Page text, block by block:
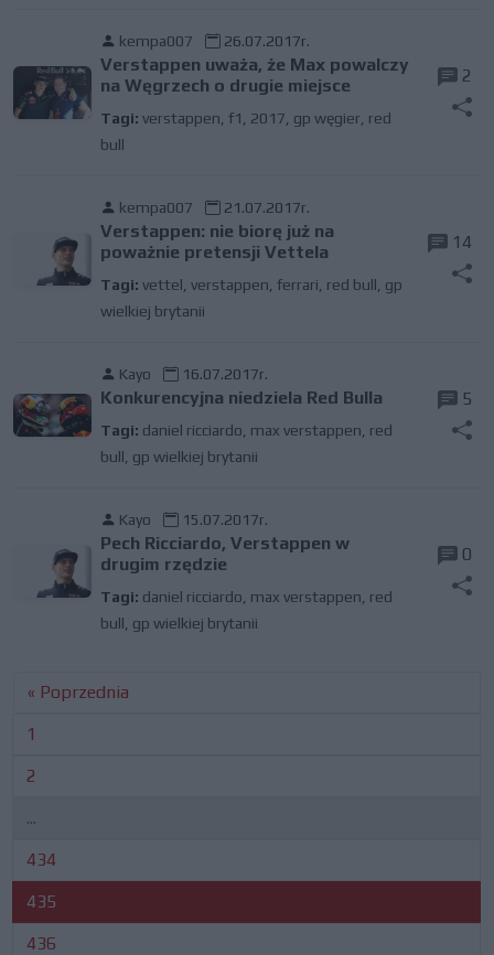
kempa007 26.07.2017r.
Verstappen uważa, że Max powalczy
na Węgrzech o drugie miejsce
Tagi: verstappen f1 2017 gp węgier red
bull
2
kempa007 21.07.2017r.
Verstappen: nie biorę już na
poważnie pretensji Vettela
Tagi: vettel verstappen ferrari red bull gp
wielkiej brytanii
14
Kayo 16.07.2017r.
Konkurencyjna niedziela Red Bulla
Tagi: daniel ricciardo max verstappen red
bull gp wielkiej brytanii
5
Kayo 15.07.2017r.
Pech Ricciardo, Verstappen w
drugim rzędzie
Tagi: daniel ricciardo max verstappen red
bull gp wielkiej brytanii
0
« Poprzednia
1
2
...
434
435
436